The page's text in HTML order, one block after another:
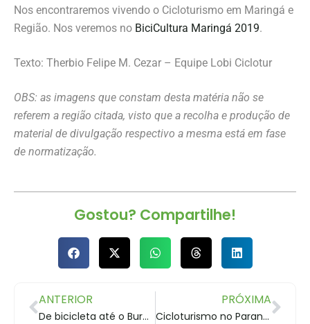
Nos encontraremos vivendo o Cicloturismo em Maringá e
Região. Nos veremos no BiciCultura Maringá 2019.
Texto: Therbio Felipe M. Cezar – Equipe Lobi Ciclotur
OBS: as imagens que constam desta matéria não se
referem a região citada, visto que a recolha e produção de
material de divulgação respectivo a mesma está em fase
de normatização.
Gostou? Compartilhe!
ANTERIOR
De bicicleta até o Buraco do Padre e Cachoeira da Mariquinha
PRÓXIMA
Cicloturismo no Paraná na Estrada da Graciosa